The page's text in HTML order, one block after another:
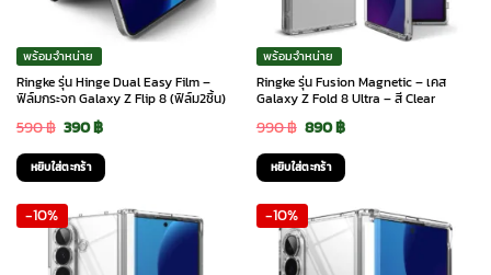
พร้อมจำหน่าย
Ringke รุ่น Hinge Dual Easy Film –
ฟิล์มกระจก Galaxy Z Flip 8 (ฟิล์ม2ชิ้น)
590฿ Original
price
was:
590 ฿.
390฿Current
price
is:
390 ฿.
หยิบใส่ตะกร้า
พร้อมจำหน่าย
Ringke รุ่น Fusion Magnetic – เคส
Galaxy Z Fold 8 Ultra – สี Clear
990฿ Original
price
was:
990 ฿.
890฿Current
price
890 ฿.
หยิบใส่ตะกร้า
-10% -10%